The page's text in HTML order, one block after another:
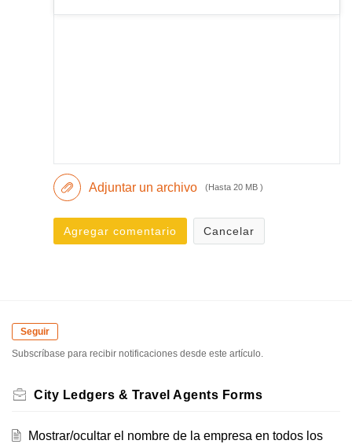
Adjuntar un archivo (Hasta 20 MB )
Agregar comentario Cancelar
Seguir
Subscríbase para recibir notificaciones desde este artículo.
City Ledgers & Travel Agents Forms
Mostrar/ocultar el nombre de la empresa en todos los